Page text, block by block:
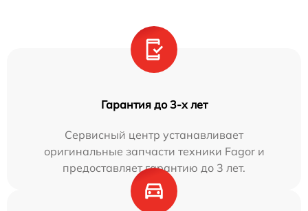
Гарантия до 3-х лет
Сервисный центр устанавливает
оригинальные запчасти техники Fagor и
предоставляет гарантию до 3 лет.